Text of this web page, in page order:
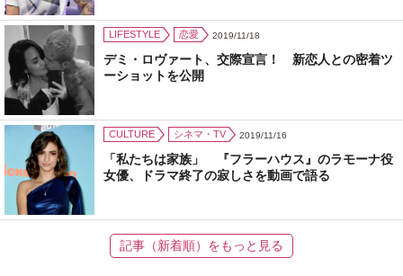
LIFESTYLE 恋愛 2019/11/18
デミ・ロヴァート、交際宣言！ 新恋人との密着ツ
ーショットを公開
CULTURE シネマ・TV 2019/11/16
「私たちは家族」 『フラーハウス』のラモーナ役
女優、ドラマ終了の寂しさを動画で語る
記事（新着順）をもっと見る